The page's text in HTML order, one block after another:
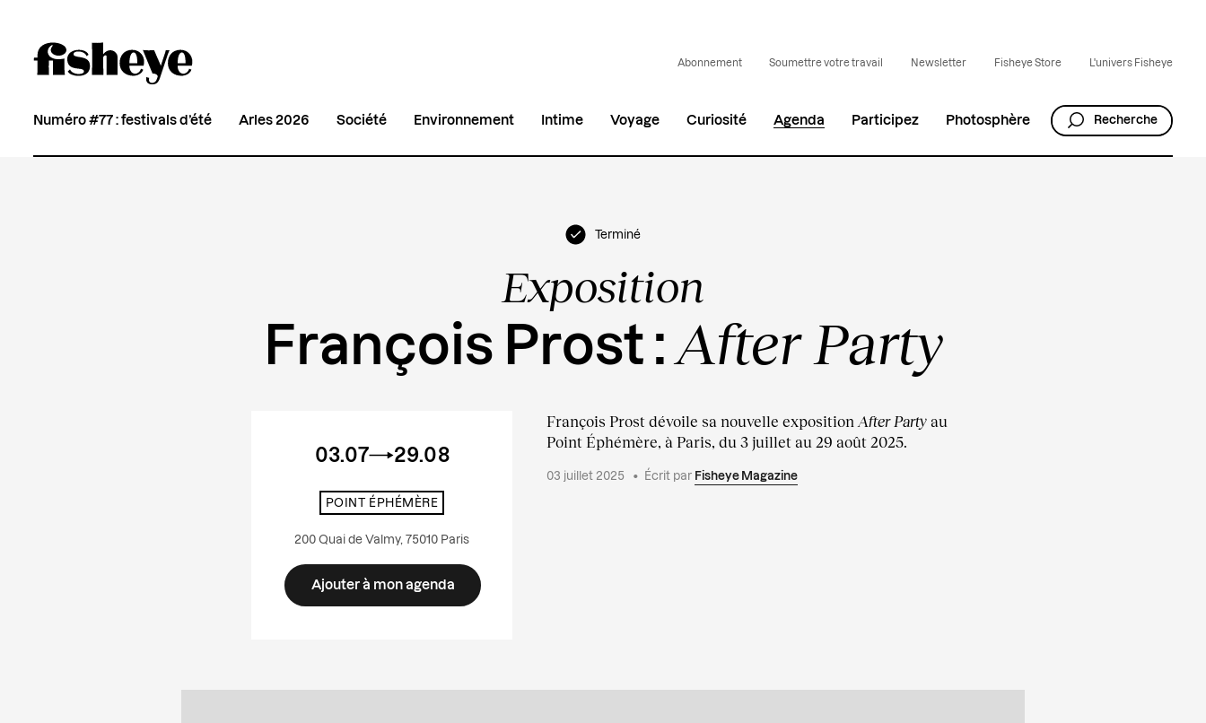
Abonnement Soumettre votre travail Newsletter Fisheye Store L'univers Fisheye
Numéro #77 : festivals d’été Arles 2026 Société Environnement Intime Voyage Curiosité Agenda Participez Photosphère Recherche
Terminé
Exposition
François Prost :After Party
03.07 29.08
POINT ÉPHÉMÈRE
200 Quai de Valmy, 75010 Paris
Ajouter à mon agenda
François Prost dévoile sa nouvelle exposition After Partyau
Point Éphémère, à Paris, du 3 juillet au 29 août 2025.
03 juillet 2025 • Écrit par Fisheye Magazine